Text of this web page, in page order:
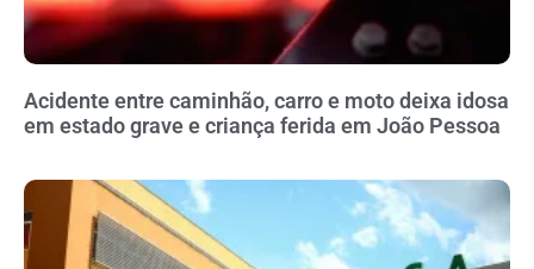
Acidente entre caminhão, carro e moto deixa idosa
em estado grave e criança ferida em João Pessoa